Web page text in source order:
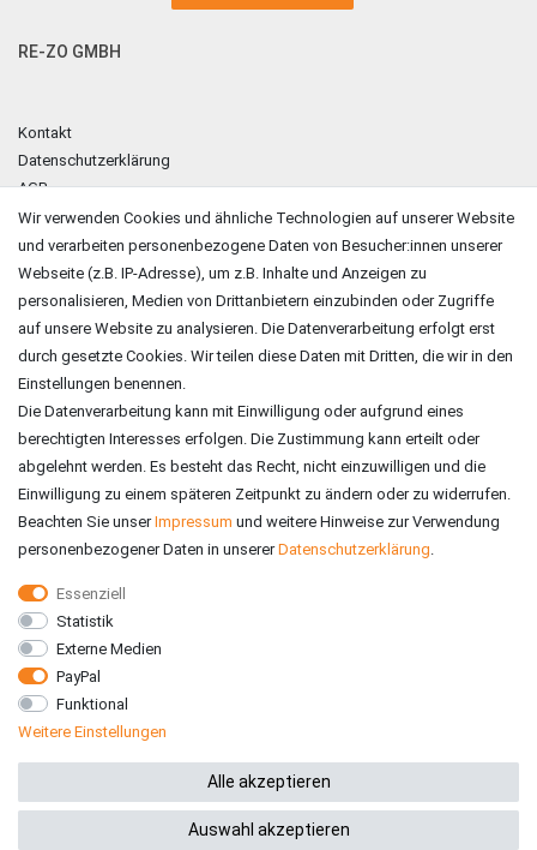
RE-ZO GMBH
Kontakt
Datenschutzerklärung
AGB
Impressum
ZAHLUNGSARTEN
VERSAND
Wir verwenden Cookies und ähnliche Technologien auf unserer Website
und verarbeiten personenbezogene Daten von Besucher:innen unserer
Webseite (z.B. IP-Adresse), um z.B. Inhalte und Anzeigen zu
personalisieren, Medien von Drittanbietern einzubinden oder Zugriffe
auf unsere Website zu analysieren. Die Datenverarbeitung erfolgt erst
durch gesetzte Cookies. Wir teilen diese Daten mit Dritten, die wir in den
Einstellungen benennen.
Die Datenverarbeitung kann mit Einwilligung oder aufgrund eines
berechtigten Interesses erfolgen. Die Zustimmung kann erteilt oder
abgelehnt werden. Es besteht das Recht, nicht einzuwilligen und die
Einwilligung zu einem späteren Zeitpunkt zu ändern oder zu widerrufen.
Beachten Sie unserImpressum und weitere Hinweise zur Verwendung
personenbezogener Daten in unsererDaten­schutz­erklärung.
Essenziell
Statistik
Externe Medien
PayPal
Funktional
Weitere Einstellungen
Alle akzeptieren
Auswahl akzeptieren